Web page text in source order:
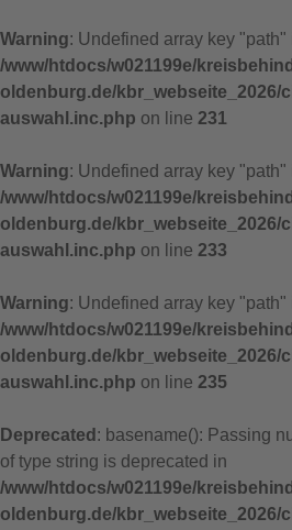
Warning: Undefined array key "path"
/www/htdocs/w021199e/
oldenburg.de/kbr_webseite_2026/
auswahl.inc.php on line 231
Warning: Undefined array key "path"
/www/htdocs/w021199e/
oldenburg.de/kbr_webseite_2026/
auswahl.inc.php on line 233
Warning: Undefined array key "path"
/www/htdocs/w021199e/
oldenburg.de/kbr_webseite_2026/
auswahl.inc.php on line 235
Deprecated : basename(): Passing
of type string is deprecated in
/www/htdocs/w021199e/
oldenburg.de/kbr_webseite_2026/